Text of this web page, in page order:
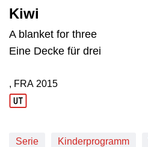
Kiwi
A blanket for three
Eine Decke für drei
Produktionsland: FRA
, FRA
Produktionsjahr: 2015
2015
Serie Kinderprogramm